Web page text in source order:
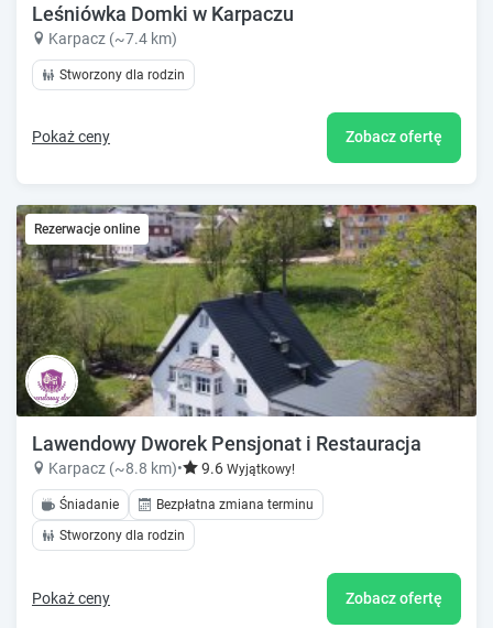
Leśniówka Domki w Karpaczu
Karpacz (~7.4 km)
Stworzony dla rodzin
Pokaż ceny Zobacz ofertę
Rezerwacje online
Lawendowy Dworek Pensjonat i Restauracja
Karpacz (~8.8 km)• 9.6 Wyjątkowy!
Śniadanie
Bezpłatna zmiana terminu
Stworzony dla rodzin
Pokaż ceny Zobacz ofertę